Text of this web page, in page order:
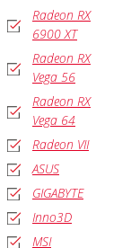
Radeon RX
6900 XT
Radeon RX
Vega 56
Radeon RX
Vega 64
Radeon VII
ASUS
GIGABYTE
Inno3D
MSI